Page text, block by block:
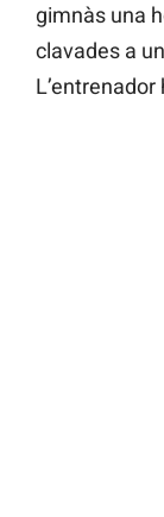
gimnàs una
clavades a